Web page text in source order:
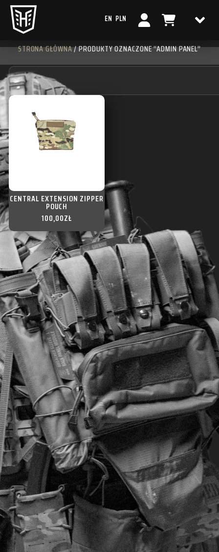
EN PLN
STRONA GŁÓWNA/ PRODUKTY OZNACZONE “ADMIN PANEL”
CENTRAL EXTENSION ZIPPER
POUCH
100,00ZŁ